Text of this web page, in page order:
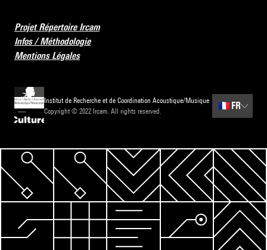
Projet Répertoire Ircam
Infos / Méthodologie
Mentions Légales
Institut de Recherche et de Coordination Acoustique/Musique
Copyright © 2022 Ircam. All rights reserved.
🇫🇷 FR